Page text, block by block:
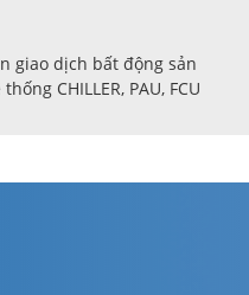
giao dịch bất động sản
CHILLER, PAU, FCU